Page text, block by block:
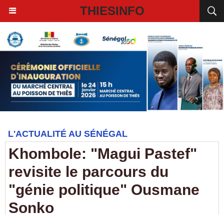
THIESINFO
L'ACTUALITÉ AU SÉNÉGAL
Khombole: "Magui Pastef"
revisite le parcours du
"génie politique" Ousmane
Sonko